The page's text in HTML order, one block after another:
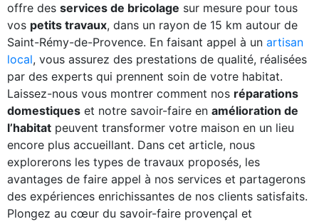
offre des services de bricolage sur mesure pour tous
vos petits travaux, dans un rayon de 15 km autour de
Saint-Rémy-de-Provence. En faisant appel à un artisan
local, vous assurez des prestations de qualité, réalisées
par des experts qui prennent soin de votre habitat.
Laissez-nous vous montrer comment nos réparations
domestiques et notre savoir-faire en amélioration de
l’habitat peuvent transformer votre maison en un lieu
encore plus accueillant. Dans cet article, nous
explorerons les types de travaux proposés, les
avantages de faire appel à nos services et partagerons
des expériences enrichissantes de nos clients satisfaits.
Plongez au cœur du savoir-faire provençal et